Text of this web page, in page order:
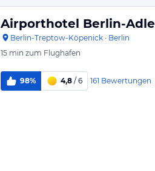
Airporthotel Berlin-
Berlin-Treptow-Köpenick · Berlin
15 min zum Flughafen
98% 4,8 / 6 161 Bewertungen